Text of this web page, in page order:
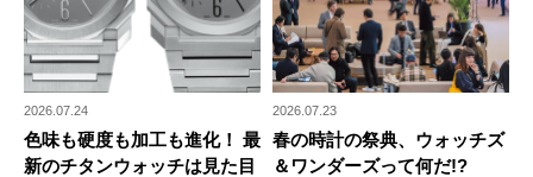
2026.07.24
色味も硬度も加工も進化！ 最
新のチタンウォッチは見た目
2026.07.23
春の時計の祭典、ウォッチズ
＆ワンダーズって何だ!?